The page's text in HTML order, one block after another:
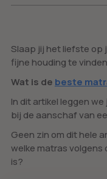
Slaap jij het liefste op
fijne houding te
Wat is de beste
In dit artikel leggen
bij de aanschaf van
Geen zin om dit hele
welke matras
is?